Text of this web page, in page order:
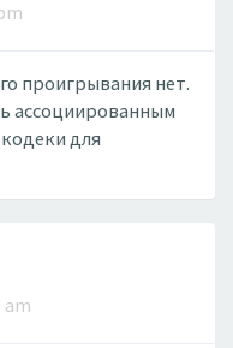
проигрывания нет.
ассоциированным
для
am